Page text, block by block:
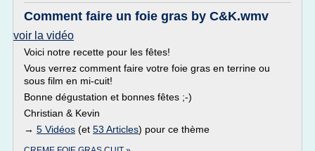
Comment faire un foie gras by C&K.wmv
voir la vidéo
Voici notre recette pour les fêtes!
Vous verrez comment faire votre foie gras en terrine ou
sous film en mi-cuit!
Bonne dégustation et bonnes fêtes ;-)
Christian & Kevin
→ 5 Vidéos (et 53 Articles) pour ce thème